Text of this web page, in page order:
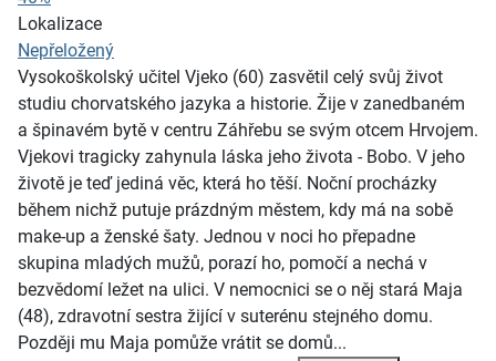
Lokalizace
Nepřeložený
Vysokoškolský učitel Vjeko (60) zasvětil celý svůj život
studiu chorvatského jazyka a historie. Žije v zanedbaném
a špinavém bytě v centru Záhřebu se svým otcem Hrvojem.
Vjekovi tragicky zahynula láska jeho života - Bobo. V jeho
životě je teď jediná věc, která ho těší. Noční procházky
během nichž putuje prázdným městem, kdy má na sobě
make-up a ženské šaty. Jednou v noci ho přepadne
skupina mladých mužů, porazí ho, pomočí a nechá v
bezvědomí ležet na ulici. V nemocnici se o něj stará Maja
(48), zdravotní sestra žijící v suterénu stejného domu.
Později mu Maja pomůže vrátit se domů...